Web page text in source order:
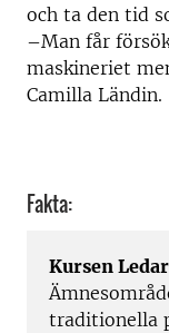
och ta den tid
–Man får
maskineriet
Camilla Ländin.
Fakta:
Kursen
traditionella